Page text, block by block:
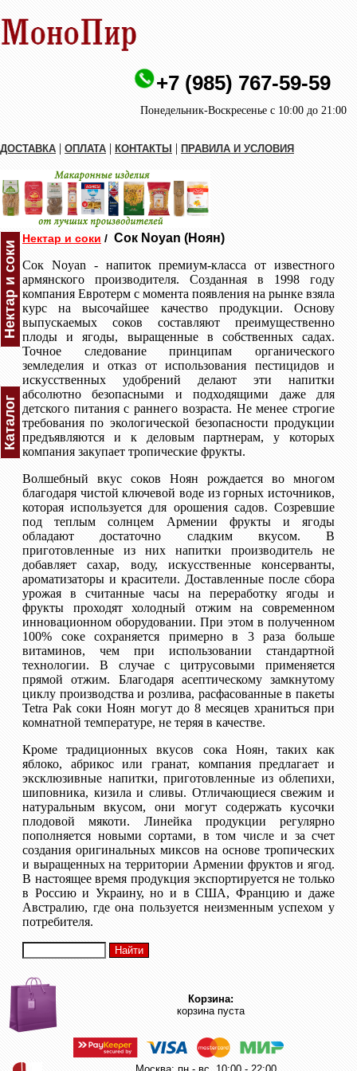
+7 (985) 767-59-59
Понедельник-Воскресенье с 10:00 до 21:00
ДОСТАВКА | ОПЛАТА | КОНТАКТЫ | ПРАВИЛА И УСЛОВИЯ
Нектар и соки
Каталог
Нектар и соки / Сок Noyan (Ноян)
Сок Noyan - напиток премиум-класса от известного
армянского производителя. Созданная в 1998 году
компания Евротерм с момента появления на рынке взяла
курс на высочайшее качество продукции. Основу
выпускаемых соков составляют преимущественно
плоды и ягоды, выращенные в собственных садах.
Точное следование принципам органического
земледелия и отказ от использования пестицидов и
искусственных удобрений делают эти напитки
абсолютно безопасными и подходящими даже для
детского питания с раннего возраста. Не менее строгие
требования по экологической безопасности продукции
предъявляются и к деловым партнерам, у которых
компания закупает тропические фрукты.
Волшебный вкус соков Ноян рождается во многом
благодаря чистой ключевой воде из горных источников,
которая используется для орошения садов. Созревшие
под теплым солнцем Армении фрукты и ягоды
обладают достаточно сладким вкусом. В
приготовленные из них напитки производитель не
добавляет сахар, воду, искусственные консерванты,
ароматизаторы и красители. Доставленные после сбора
урожая в считанные часы на переработку ягоды и
фрукты проходят холодный отжим на современном
инновационном оборудовании. При этом в полученном
100% соке сохраняется примерно в 3 раза больше
витаминов, чем при использовании стандартной
технологии. В случае с цитрусовыми применяется
прямой отжим. Благодаря асептическому замкнутому
циклу производства и розлива, расфасованные в пакеты
Tetra Pak соки Ноян могут до 8 месяцев храниться при
комнатной температуре, не теряя в качестве.
Кроме традиционных вкусов сока Ноян, таких как
яблоко, абрикос или гранат, компания предлагает и
эксклюзивные напитки, приготовленные из облепихи,
шиповника, кизила и сливы. Отличающиеся свежим и
натуральным вкусом, они могут содержать кусочки
плодовой мякоти. Линейка продукции регулярно
пополняется новыми сортами, в том числе и за счет
создания оригинальных миксов на основе тропических
и выращенных на территории Армении фруктов и ягод.
В настоящее время продукция экспортируется не только
в Россию и Украину, но и в США, Францию и даже
Австралию, где она пользуется неизменным успехом у
потребителя.
Корзина:
корзина пуста